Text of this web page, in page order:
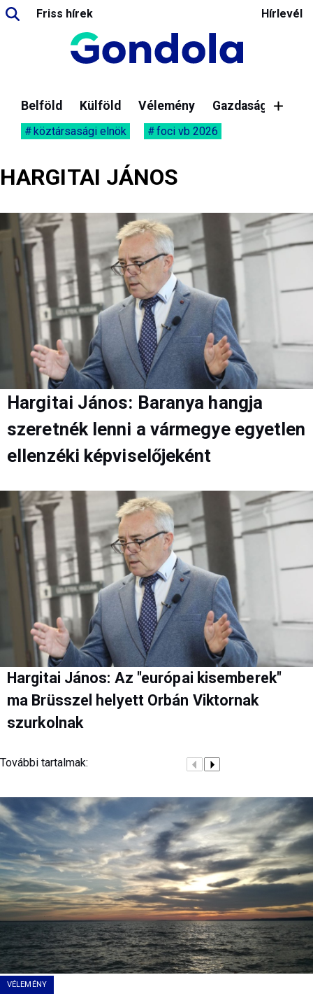
Friss hírek Hírlevél
Belföld Külföld Vélemény Gazdaság
köztársasági elnök foci vb 2026
HARGITAI JÁNOS
Hargitai János: Baranya hangja
szeretnék lenni a vármegye egyetlen
ellenzéki képviselőjeként
Hargitai János: Az "európai kisemberek"
ma Brüsszel helyett Orbán Viktornak
szurkolnak
További tartalmak:
VÉLEMÉNY